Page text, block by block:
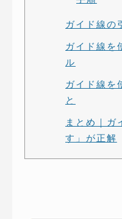
ガイド線の
ガイド線を
ル
ガイド線を
と
まとめ｜ガ
す」が正解